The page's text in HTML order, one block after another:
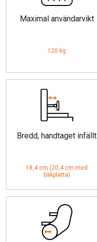
Maximal användarvikt
120 kg
Bredd, handtaget infällt
18,4 cm (20,4 cm med
bakplatta)